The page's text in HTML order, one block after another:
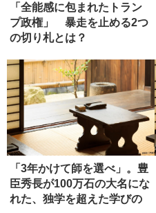
「全能感に包まれたトラン
プ政権」 暴走を止める2つ
の切り札とは？
「3年かけて師を選べ」。豊
臣秀長が100万石の大名にな
れた、独学を超えた学びの